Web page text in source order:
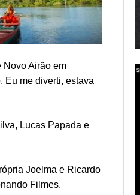
Novo Airão em
Eu me diverti, estava
Lucas Papada e
Joelma e Ricardo
Filmes.